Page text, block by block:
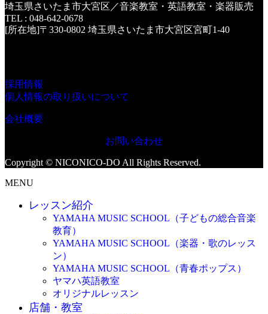
埼玉県さいたま市大宮区／音楽教室・英語教室・楽器販売
TEL : 048-642-0678
[所在地]〒330-0802 埼玉県さいたま市大宮区宮町1-40
採用情報
個人情報の取り扱いについて
会社概要
お問い合わせ
Copyright © NICONICO-DO All Rights Reserved.
MENU
レッスン紹介
YAMAHA MUSIC SCHOOL（子どもの総合音楽
教育）
YAMAHA MUSIC SCHOOL（楽器・歌のレッス
ン）
YAMAHA MUSIC SCHOOL（青春ポップス）
ヤマハ英語教室
オリジナルレッスン
店舗・教室